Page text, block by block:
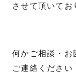
させて頂いてお
何かご相談・お
ご連絡ください